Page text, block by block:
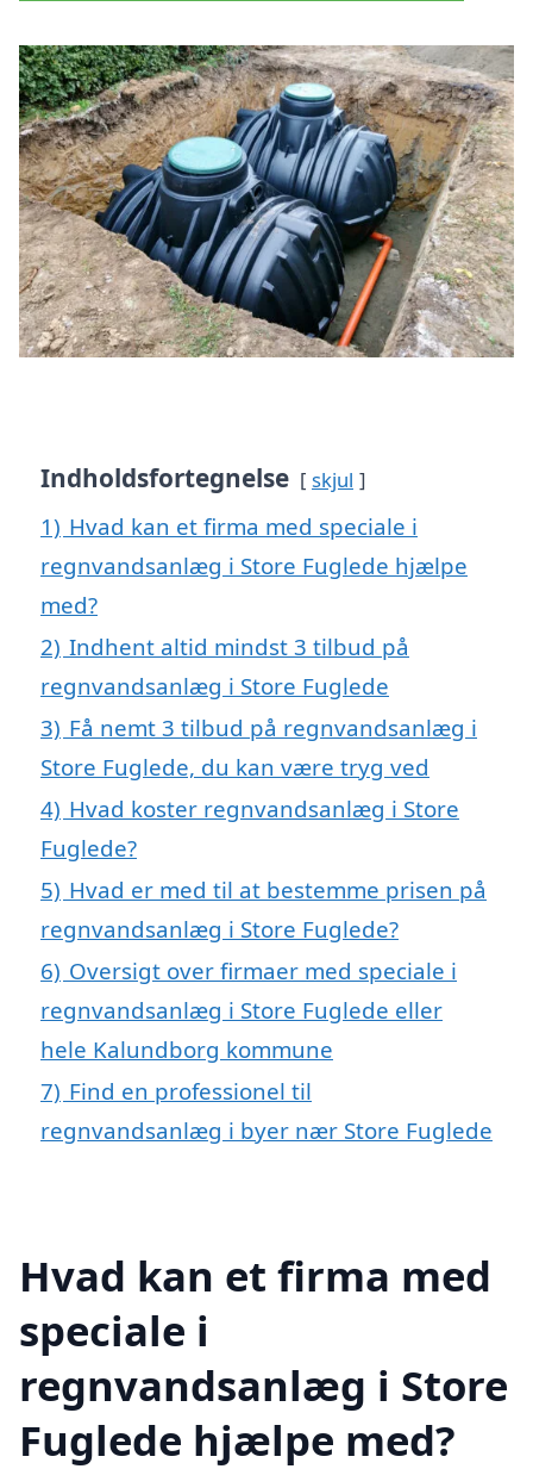
Indholdsfortegnelse skjul
1) Hvad kan et firma med speciale i
regnvandsanlæg i Store Fuglede hjælpe
med?
2) Indhent altid mindst 3 tilbud på
regnvandsanlæg i Store Fuglede
3) Få nemt 3 tilbud på regnvandsanlæg i
Store Fuglede, du kan være tryg ved
4) Hvad koster regnvandsanlæg i Store
Fuglede?
5) Hvad er med til at bestemme prisen på
regnvandsanlæg i Store Fuglede?
6) Oversigt over firmaer med speciale i
regnvandsanlæg i Store Fuglede eller
hele Kalundborg kommune
7) Find en professionel til
regnvandsanlæg i byer nær Store Fuglede
Hvad kan et firma med
speciale i
regnvandsanlæg i Store
Fuglede hjælpe med?